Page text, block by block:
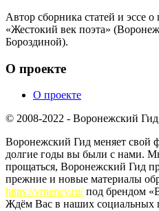
Автор сборника статей и эссе
«Жестокий век поэта»
Бороздиной).
О проекте
О проекте
© 2008-2022 - Воронежский
Воронежский Гид меняет свой
долгие годы вы были с нами.
прощаться, Воронежский Гид
прежние и новые материалы
https://vrnency.ru/под брендом
Ждём Вас в наших социальных